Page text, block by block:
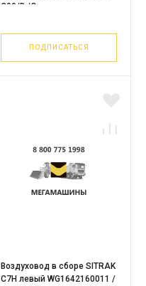
C00/B /Оригинал
ПОДПИСАТЬСЯ
Воздуховод в сборе SITRAK
C7H левый WG1642160011 /